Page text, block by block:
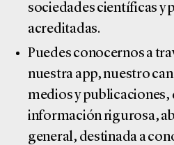
sociedades científicas y
acreditadas.
Puedes conocernos a
nuestra app, nuestro
medios y
información rigurosa,
general, destinada a